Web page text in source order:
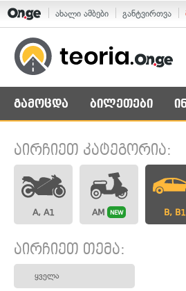
ახალი ამბები განტვირთვა
გამოცდა ბილეთები
აირჩიეთ კატეგორია:
A, A1 AM NEW B, B1
აირჩიეთ თემა:
ყველა